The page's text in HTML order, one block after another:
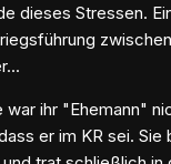
dieses Stressen.
ihr "Ehemann"
er im KR sei. Sie